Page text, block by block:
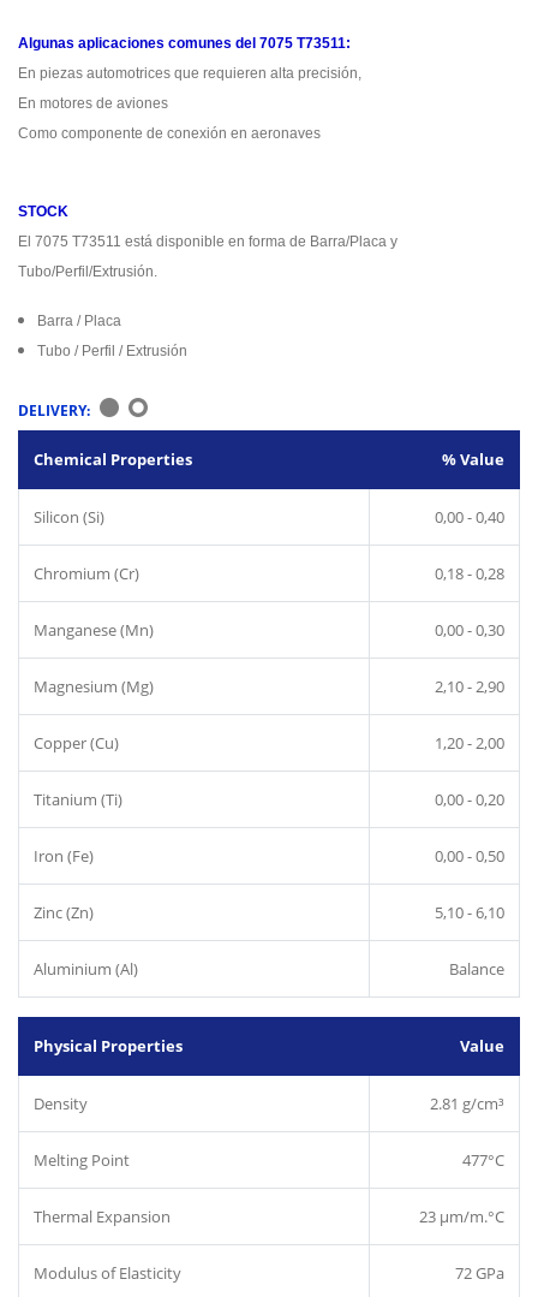
Algunas aplicaciones comunes del 7075 T73511:
En piezas automotrices que requieren alta precisión,
En motores de aviones
Como componente de conexión en aeronaves
STOCK
El 7075 T73511 está disponible en forma de Barra/Placa y
Tubo/Perfil/Extrusión.
Barra / Placa
Tubo / Perfil / Extrusión
DELIVERY:
Chemical Properties % Value
Silicon (Si) 0,00 - 0,40
Chromium (Cr) 0,18 - 0,28
Manganese (Mn) 0,00 - 0,30
Magnesium (Mg) 2,10 - 2,90
Copper (Cu) 1,20 - 2,00
Titanium (Ti) 0,00 - 0,20
Iron (Fe) 0,00 - 0,50
Zinc (Zn) 5,10 - 6,10
Aluminium (Al) Balance
Physical Properties Value
Density 2.81 g/cm³
Melting Point 477°C
Thermal Expansion 23 µm/m.°C
Modulus of Elasticity 72 GPa